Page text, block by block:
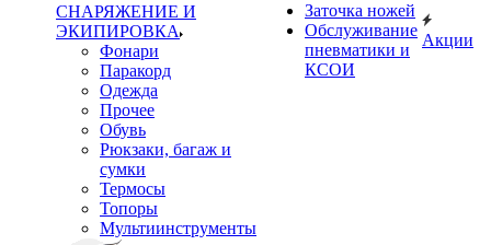
СНАРЯЖЕНИЕ И
ЭКИПИРОВКА
Фонари
Паракорд
Одежда
Прочее
Обувь
Рюкзаки, багаж и
сумки
Термосы
Топоры
Мультиинструменты
Заточка ножей
Обслуживание
пневматики и
КСОИ
Акции